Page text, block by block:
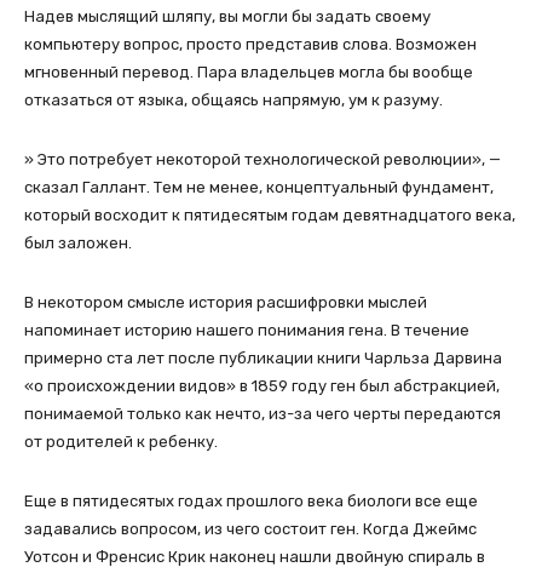
Надев мыслящий шляпу, вы могли бы задать своему
компьютеру вопрос, просто представив слова. Возможен
мгновенный перевод. Пара владельцев могла бы вообще
отказаться от языка, общаясь напрямую, ум к разуму.
» Это потребует некоторой технологической революции», —
сказал Галлант. Тем не менее, концептуальный фундамент,
который восходит к пятидесятым годам девятнадцатого века,
был заложен.
В некотором смысле история расшифровки мыслей
напоминает историю нашего понимания гена. В течение
примерно ста лет после публикации книги Чарльза Дарвина
«о происхождении видов» в 1859 году ген был абстракцией,
понимаемой только как нечто, из-за чего черты передаются
от родителей к ребенку.
Еще в пятидесятых годах прошлого века биологи все еще
задавались вопросом, из чего состоит ген. Когда Джеймс
Уотсон и Френсис Крик наконец нашли двойную спираль в